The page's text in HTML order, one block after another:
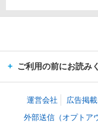
ご利用の前にお読み
運営会社 広告掲
外部送信（オプトア